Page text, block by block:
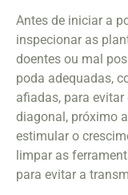
Antes de iniciar a
inspecionar as
doentes ou mal
poda adequadas,
afiadas, para
diagonal, próximo
estimular o
limpar as
para evitar a